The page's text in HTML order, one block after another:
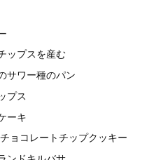
ップスを産む
サワー種のパン
プス
ーキ
ョコレートチップクッキー